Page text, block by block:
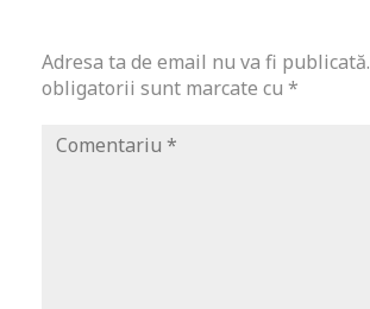
Adresa ta de email nu va fi publicată.
obligatorii sunt marcate cu *